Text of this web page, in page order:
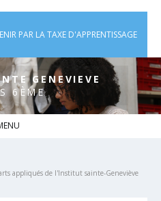
GENEVIEVE
6ÈME
PAR LA TAXE D'APPRENTISSAGE
appliqués de l'Institut sainte-Geneviève